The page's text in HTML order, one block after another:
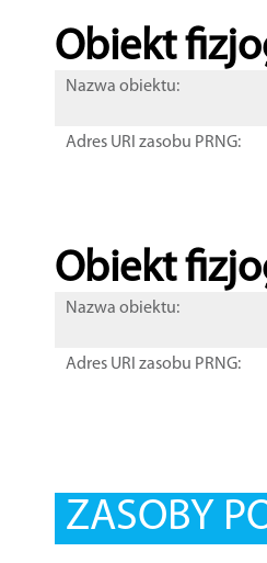
Obiekt
Nazwa obiektu:
Adres URI zasobu PRNG:
Obiekt
Nazwa obiektu:
Adres URI zasobu PRNG:
ZASOBY